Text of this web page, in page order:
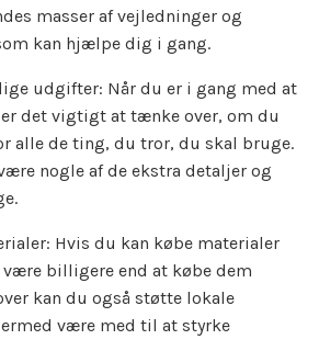
masser af vejledninger og
kan hjælpe dig i gang.
udgifter: Når du er i gang med at
det vigtigt at tænke over, om du
alle de ting, du tror, du skal bruge.
nogle af de ekstra detaljer og
Hvis du kan købe materialer
billigere end at købe dem
kan du også støtte lokale
være med til at styrke